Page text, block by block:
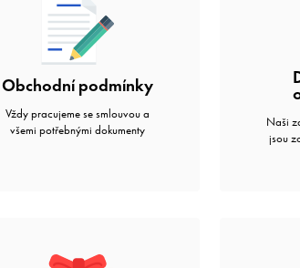
Obchodní podmínky
Vždy pracujeme se smlouvou a
všemi potřebnými dokumenty
Naši
jsou